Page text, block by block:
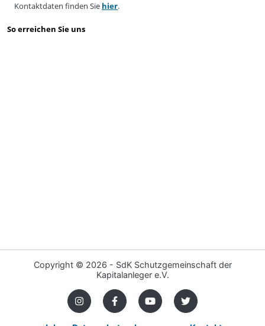
Kontaktdaten finden Sie hier.
So erreichen Sie uns
Copyright © 2026 - SdK Schutzgemeinschaft der
Kapitalanleger e.V.